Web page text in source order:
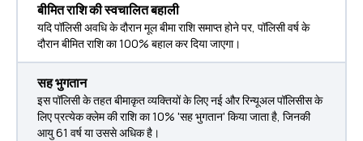
बीमित राशि की स्वचालित बहाली
यदि पॉलिसी अवधि के दौरान मूल बीमा राशि समाप्त होने पर, पॉलिसी वर्ष के
दौरान बीमित राशि का 100% बहाल कर दिया जाएगा।
सह भुगतान
इस पॉलिसी के तहत बीमाकृत व्‍यक्तियों के लिए नई और रिन्यूअल पॉलिसीस के
लिए प्रत्‍येक क्लेम की राशि का 10% 'सह भुगतान' किया जाता है, जिनकी
आयु 61 वर्ष या उससे अधिक है।